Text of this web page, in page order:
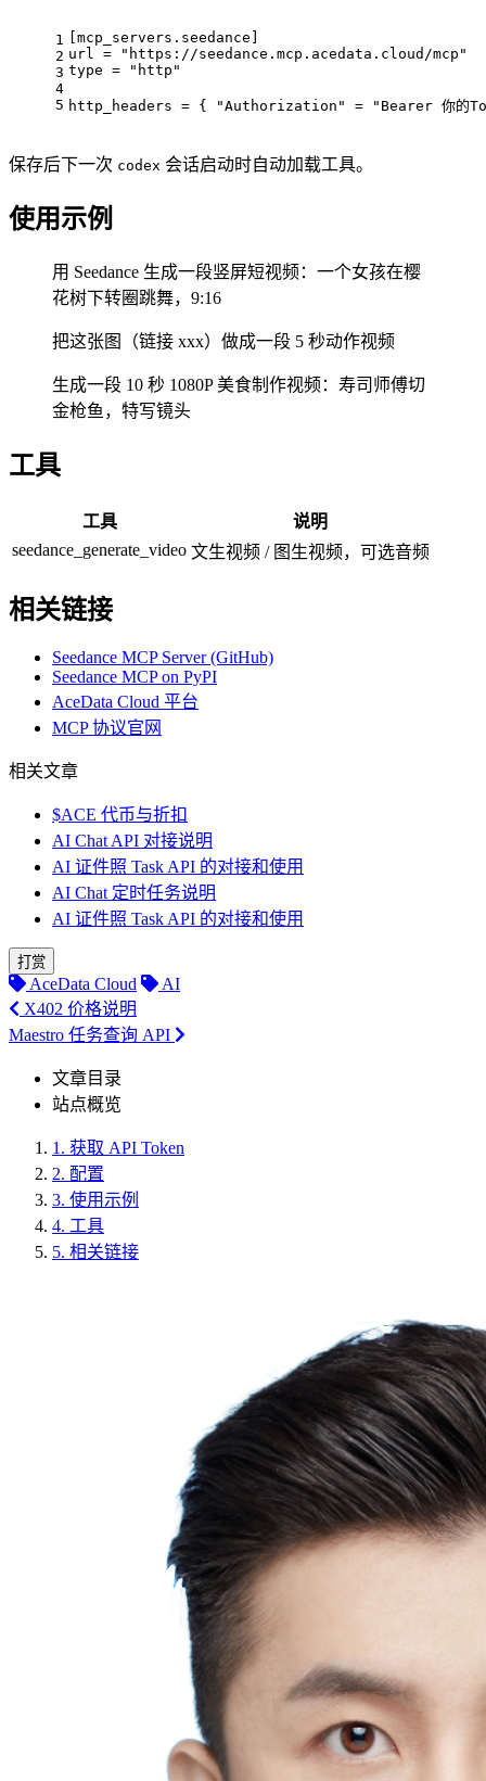
1
2
3
4
5
[mcp_servers.seedance]
url =
"https://seedance.mcp.acedata.cloud/mcp"
type = "http"
http_headers = { "Authorization" = "Bearer 你的
保存后下一次 codex 会话启动时自动加载工具。
使用示例
用 Seedance 生成一段竖屏短视频：一个女孩在樱
花树下转圈跳舞，9:16
把这张图（链接 xxx）做成一段 5 秒动作视频
生成一段 10 秒 1080P 美食制作视频：寿司师傅切
金枪鱼，特写镜头
工具
工具
说明
seedance_generate_video 文生视频 / 图生视频，可选音频
相关链接
Seedance MCP Server (GitHub)
Seedance MCP on PyPI
AceData Cloud 平台
MCP 协议官网
相关文章
$ACE 代币与折扣
AI Chat API 对接说明
AI 证件照 Task API 的对接和使用
AI Chat 定时任务说明
AI 证件照 Task API 的对接和使用
打赏
AceData Cloud
AI
X402 价格说明
Maestro 任务查询 API
文章目录
站点概览
1. 获取 API Token
2. 配置
3. 使用示例
4. 工具
5. 相关链接